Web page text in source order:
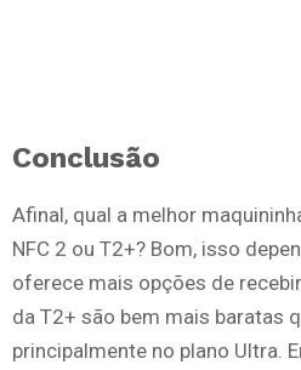
Conclusão
Afinal, qual a melhor
NFC 2 ou T2+? Bom, isso
oferece mais opções de
da T2+ são bem mais baratas
principalmente no plano Ultra.